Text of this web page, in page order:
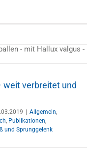
weit verbreitet und
Allgemein,
, Publikationen,
und Sprunggelenk
–
Prof. Dr. med. Oliver Linhardt
Wirbelsäule & Rücken